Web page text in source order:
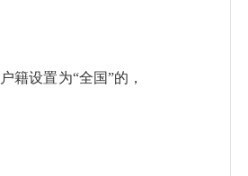
籍设置为“全国”的，